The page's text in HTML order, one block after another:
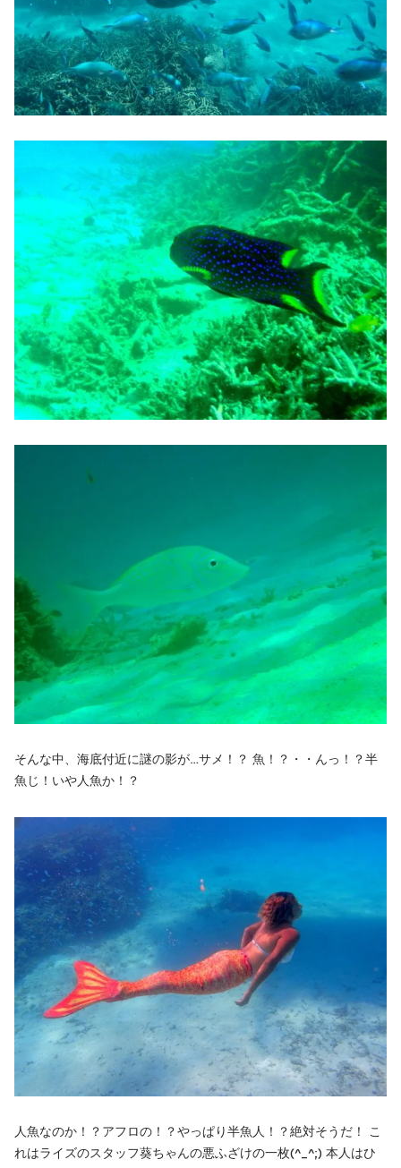
そんな中、海底付近に謎の影が…サメ！？ 魚！？・・んっ！？半
魚じ！いや人魚か！？
人魚なのか！？アフロの！？やっぱり半魚人！？絶対そうだ！ こ
れはライズのスタッフ葵ちゃんの悪ふざけの一枚(^_^;) 本人はひ